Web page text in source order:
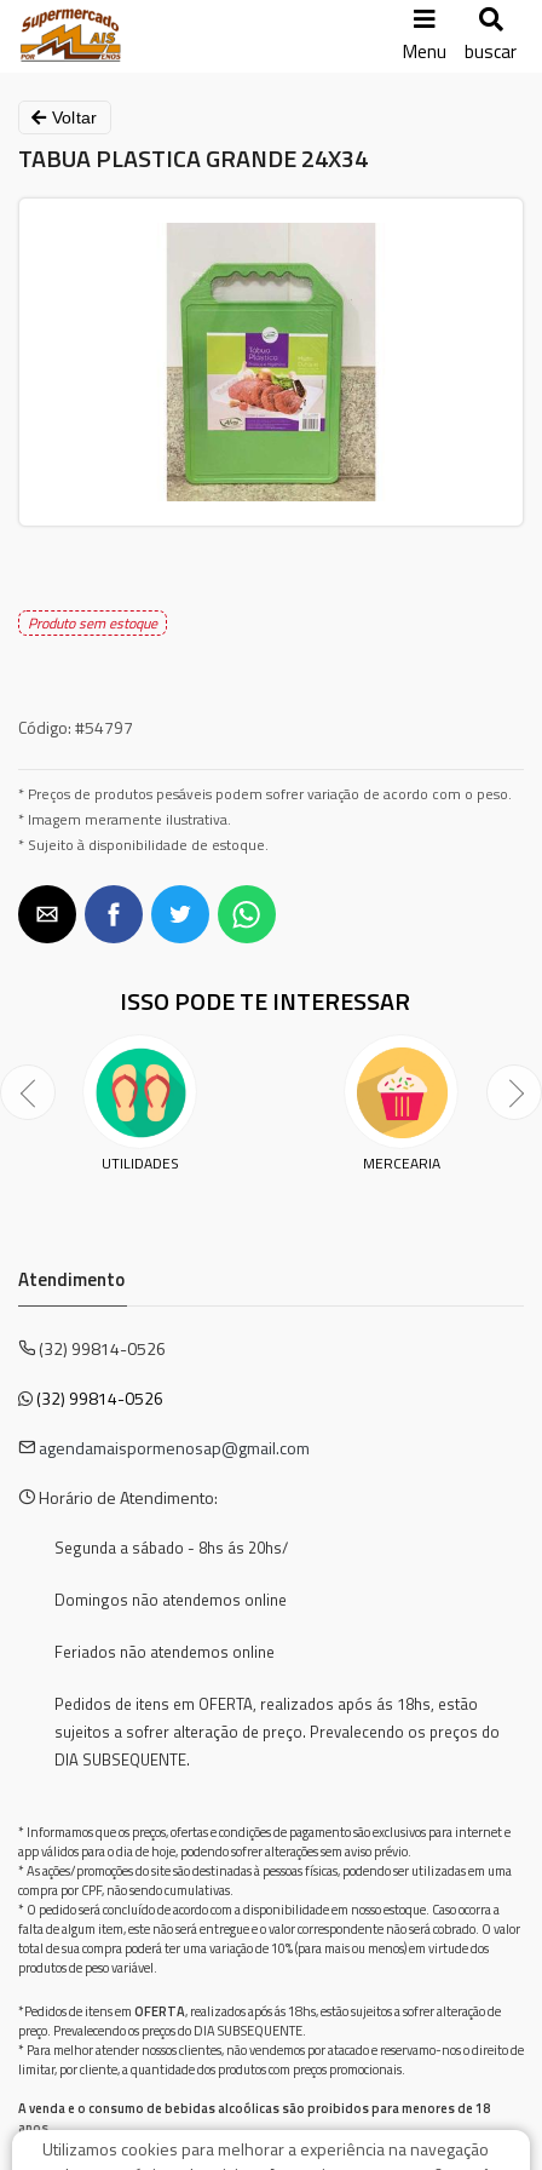
Menu buscar
Voltar
TABUA PLASTICA GRANDE 24X34
Produto sem estoque
Código:#54797
* Preços de produtos pesáveis podem sofrer variação de acordo com o peso.
* Imagem meramente ilustrativa.
* Sujeito à disponibilidade de estoque.
ISSO PODE TE INTERESSAR
UTILIDADES MERCEARIA
Atendimento
(32) 99814-0526
(32) 99814-0526
agendamaispormenosap@gmail.com
Horário de Atendimento:
Segunda a sábado - 8hs ás 20hs/
Domingos não atendemos online
Feriados não atendemos online
Pedidos de itens em OFERTA, realizados após ás 18hs, estão
sujeitos a sofrer alteração de preço. Prevalecendo os preços do
DIA SUBSEQUENTE.
* Informamos que os preços, ofertas e condições de pagamento são exclusivos para internet e
app válidos para o dia de hoje, podendo sofrer alterações sem aviso prévio.
* As ações/promoções do site são destinadas à pessoas físicas, podendo ser utilizadas em uma
compra por CPF, não sendo cumulativas.
* O pedido será concluído de acordo com a disponibilidade em nosso estoque. Caso ocorra a
falta de algum item, este não será entregue e o valor correspondente não será cobrado. O valor
total de sua compra poderá ter uma variação de 10% (para mais ou menos) em virtude dos
produtos de peso variável.
*Pedidos de itens emOFERTA, realizados após ás 18hs, estão sujeitos a sofrer alteração de
preço. Prevalecendo os preços do DIA SUBSEQUENTE.
* Para melhor atender nossos clientes, não vendemos por atacado e reservamo-nos o direito de
limitar, por cliente, a quantidade dos produtos com preços promocionais.
A venda e o consumo de bebidas alcoólicas são proibidos para menores de 18
anos.
Bebida alcoólica pode causar dependência química e, em excesso, provoca graves males à saúde.
Utilizamos cookies para melhorar a experiência na navegação